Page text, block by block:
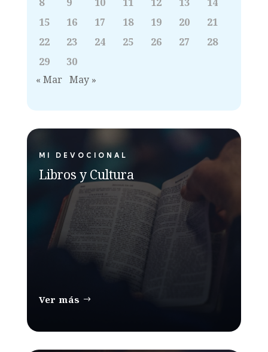
15
16 17 18 19 20
21
22
23 24 25 26 27
28
29
30
« Mar May »
MI DEVOCIONAL
Libros y Cultura
Ver más